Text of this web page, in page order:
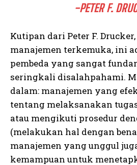
-PETER F.
Kutipan dari Peter F.
manajemen terkemuka, ini
pembeda yang sangat
seringkali disalahpahami.
dalam: manajemen yang
tentang melaksanakan
atau mengikuti prosedur
(melakukan hal dengan
manajemen yang unggul
kemampuan untuk